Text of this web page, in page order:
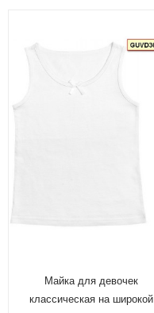
Майка для девочек
классическая на широкой